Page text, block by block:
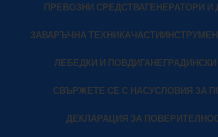
ПРЕВОЗНИ СРЕДСТВАГЕНЕРАТОРИ И
ЗАВАРЪЧНА ТЕХНИКАЧАСТИ
ЛЕБЕДКИ И ПОВДИГАНЕ
СВЪРЖЕТЕ СЕ С НАСУСЛОВИЯ ЗА
ДЕКЛАРАЦИЯ ЗА